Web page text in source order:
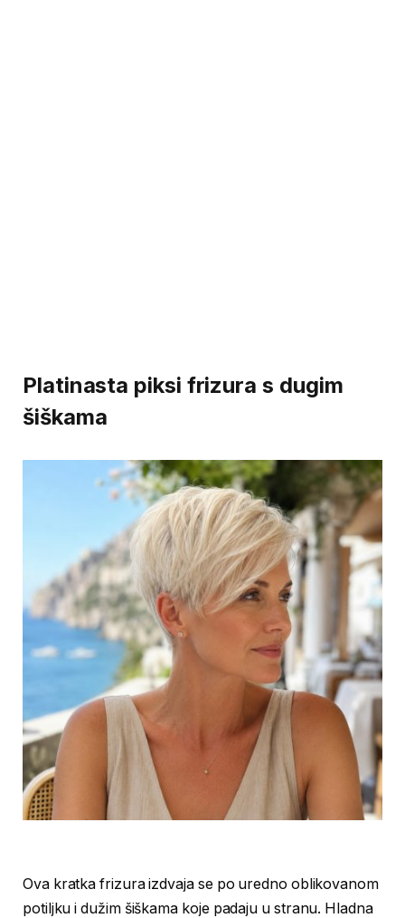
Platinasta piksi frizura s dugim
šiškama
Ova kratka frizura izdvaja se po uredno oblikovanom
potiljku i dužim šiškama koje padaju u stranu. Hladna